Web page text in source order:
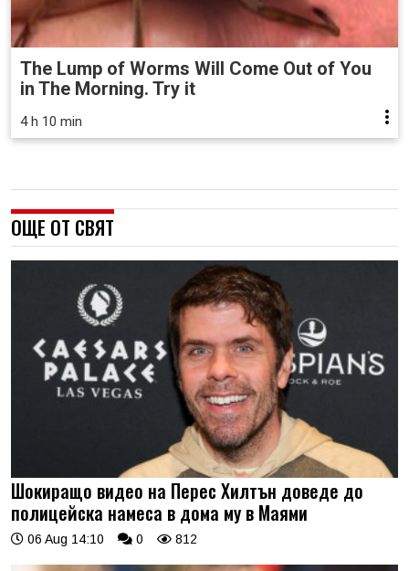
The Lump of Worms Will Come Out of You
in The Morning. Try it
4 h 10 min
ОЩЕ ОТ СВЯТ
Шокиращо видео на Перес Хилтън доведе до
полицейска намеса в дома му в Маями
06 Aug 14:10 0 812